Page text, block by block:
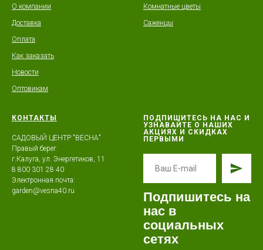
О компании
Доставка
Оплата
Как заказать
Новости
Оптовикам
Комнатные цветы
Саженцы
КОНТАКТЫ
САДОВЫЙ ЦЕНТР "ВЕСНА"
Правый берег
г.Калуга, ул. Энергетиков, 11
8 800 301 28 40
Электронная почта:
garden@vesna40.ru
ПОДПИШИТЕСЬ НА НАС И
УЗНАВАЙТЕ О НАШИХ
АКЦИЯХ И СКИДКАХ
ПЕРВЫМИ
Подпишитесь на
нас в
социальных
сетях